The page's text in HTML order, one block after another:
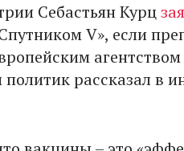
Себастьян Курц
V», если
политик рассказал в